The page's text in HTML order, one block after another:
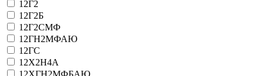
12Г2
12Г2Б
12Г2СМФ
12ГН2МФАЮ
12ГС
12Х2Н4А
12ХГН2МФБАЮ